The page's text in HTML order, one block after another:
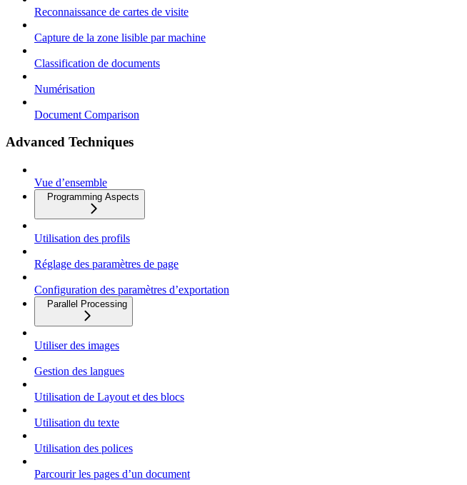
Reconnaissance de cartes de visite
Capture de la zone lisible par machine
Classification de documents
Numérisation
Document Comparison
Advanced Techniques
Vue d’ensemble
Programming Aspects
Utilisation des profils
Réglage des paramètres de page
Configuration des paramètres d’exportation
Parallel Processing
Utiliser des images
Gestion des langues
Utilisation de Layout et des blocs
Utilisation du texte
Utilisation des polices
Parcourir les pages d’un document